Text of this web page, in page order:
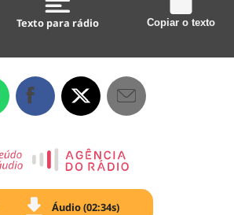
Texto para rádio Copiar o texto
Áudio (02:34s)